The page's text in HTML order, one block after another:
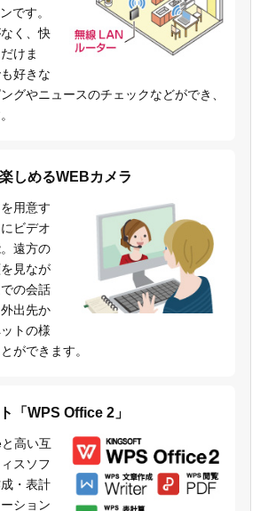
です。
く、快
けま
好きな
グやニュースのチェックなどができ、
しめるWEBカメラ
用意す
ビデオ
遠方の
見なが
の会話
出先か
トの様
ができます。
「WPS Office 2」
高い互
スソフ
・表計
ション